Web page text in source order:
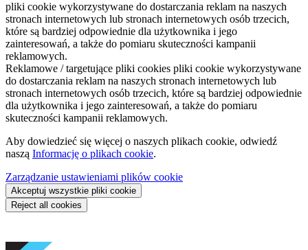
pliki cookie wykorzystywane do dostarczania reklam na naszych
stronach internetowych lub stronach internetowych osób trzecich,
które są bardziej odpowiednie dla użytkownika i jego
zainteresowań, a także do pomiaru skuteczności kampanii
reklamowych.
Reklamowe / targetujące pliki cookies pliki cookie wykorzystywane
do dostarczania reklam na naszych stronach internetowych lub
stronach internetowych osób trzecich, które są bardziej odpowiednie
dla użytkownika i jego zainteresowań, a także do pomiaru
skuteczności kampanii reklamowych.
Aby dowiedzieć się więcej o naszych plikach cookie, odwiedź
naszą Informację o plikach cookie.
Zarządzanie ustawieniami plików cookie
Akceptuj wszystkie pliki cookie
Reject all cookies